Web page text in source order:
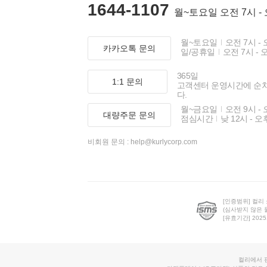
1644-1107 월~토요일 오전 7시 -
카카오톡 문의
월~토요일
오전 7시 -
일/공휴일
오전 7시 -
1:1 문의
365일
고객센터 운영시간에 순
다.
대량주문 문의
월~금요일
오전 9시 -
점심시간
낮 12시 - 오
비회원 문의 : help@kurlycorp.com
[인증범위] 컬리
(심사받지 않은
[유효기간]
컬리에서